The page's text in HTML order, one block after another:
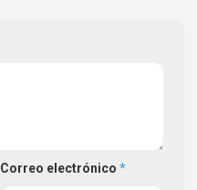
Correo electrónico *